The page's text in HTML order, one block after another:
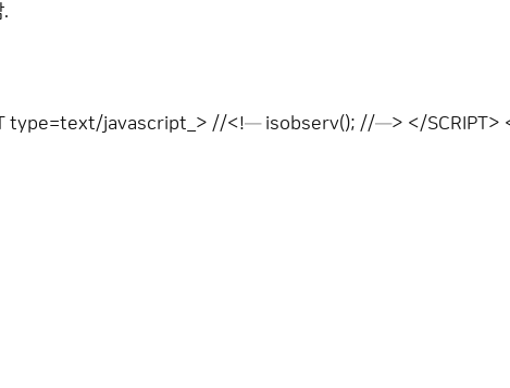
.
type=text/javascript_> //<!─ isobserv(); //─> </SCRIPT>